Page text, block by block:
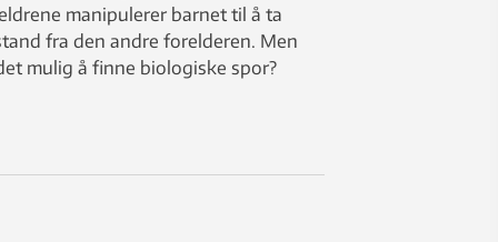
manipulerer barnet til å ta
fra den andre forelderen. Men
mulig å finne biologiske spor?